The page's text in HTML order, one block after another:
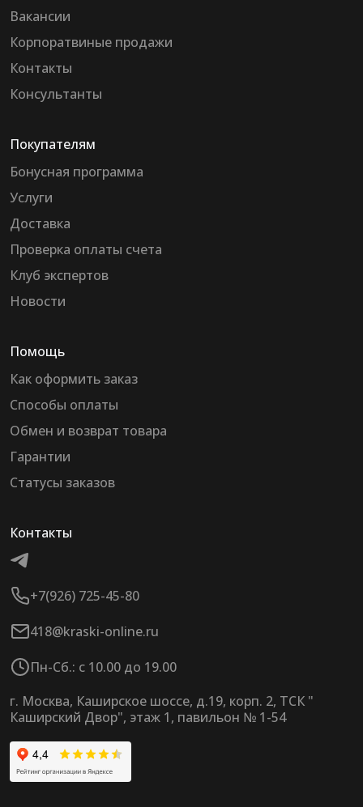
Вакансии
Корпоратвиные продажи
Контакты
Консультанты
Покупателям
Бонусная программа
Услуги
Доставка
Проверка оплаты счета
Клуб экспертов
Новости
Помощь
Как оформить заказ
Способы оплаты
Обмен и возврат товара
Гарантии
Статусы заказов
Контакты
+7(926) 725-45-80
418@kraski-online.ru
Пн-Сб.: с 10.00 до 19.00
г. Москва, Каширское шоссе, д.19, корп. 2, ТСК "
Каширский Двор", этаж 1, павильон № 1-54